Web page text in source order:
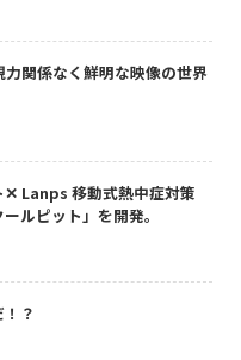
関係なく鮮明な映像の世界
✕ Lanps 移動式熱中症対策
ルピット」を開発。
？